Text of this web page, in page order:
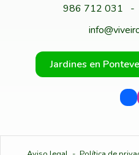
986 712 031
-
Jardines en